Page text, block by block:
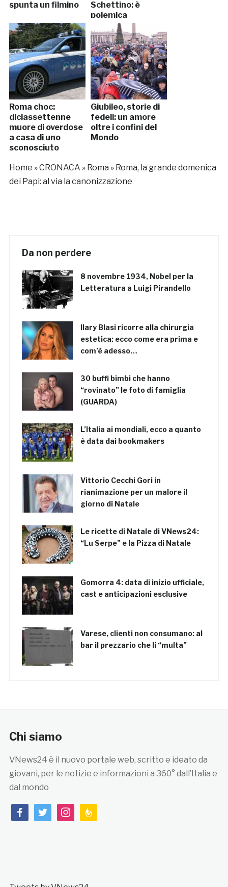
spunta un filmino
Schettino: è
polemica
Roma choc:
diciassettenne
muore di overdose
a casa di uno
sconosciuto
Giubileo, storie di
fedeli: un amore
oltre i confini del
Mondo
Home »CRONACA » Roma » Roma, la grande domenica
dei Papi: al via la canonizzazione
Da non perdere
8 novembre 1934, Nobel per la
Letteratura a Luigi Pirandello
Ilary Blasi ricorre alla chirurgia
estetica: ecco come era prima e
com’è adesso…
30 buffi bimbi che hanno
“rovinato” le foto di famiglia
(GUARDA)
L’Italia ai mondiali, ecco a quanto
è data dai bookmakers
Vittorio Cecchi Gori in
rianimazione per un malore il
giorno di Natale
Le ricette di Natale di VNews24:
“Lu Serpe” e la Pizza di Natale
Gomorra 4: data di inizio ufficiale,
cast e anticipazioni esclusive
Varese, clienti non consumano: al
bar il prezzario che li “multa”
Chi siamo
VNews24 è il nuovo portale web, scritto e ideato da
giovani, per le notizie e informazioni a 360° dall’Italia e
dal mondo
facebooktwitterinstagramfeedburner